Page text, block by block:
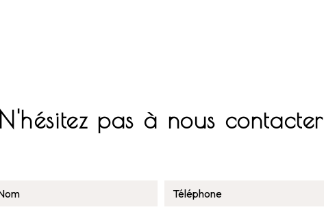
N'hésitez pas à nous contacter